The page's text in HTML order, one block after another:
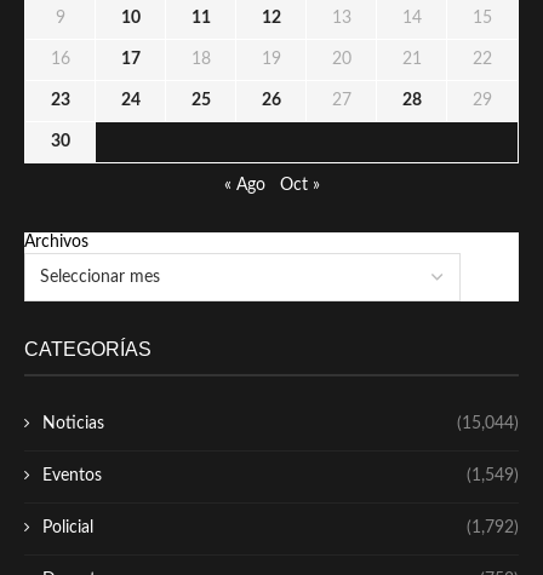
9 10 11 12 13 14 15
16 17 18 19 20 21 22
23 24 25 26 27 28 29
30
« Ago Oct »
Archivos
CATEGORÍAS
Noticias (15,044)
Eventos (1,549)
Policial (1,792)